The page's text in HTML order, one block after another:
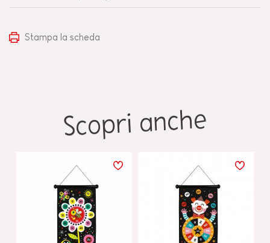
Stampa la scheda
Scopri anche